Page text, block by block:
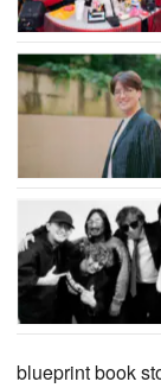
blueprint book